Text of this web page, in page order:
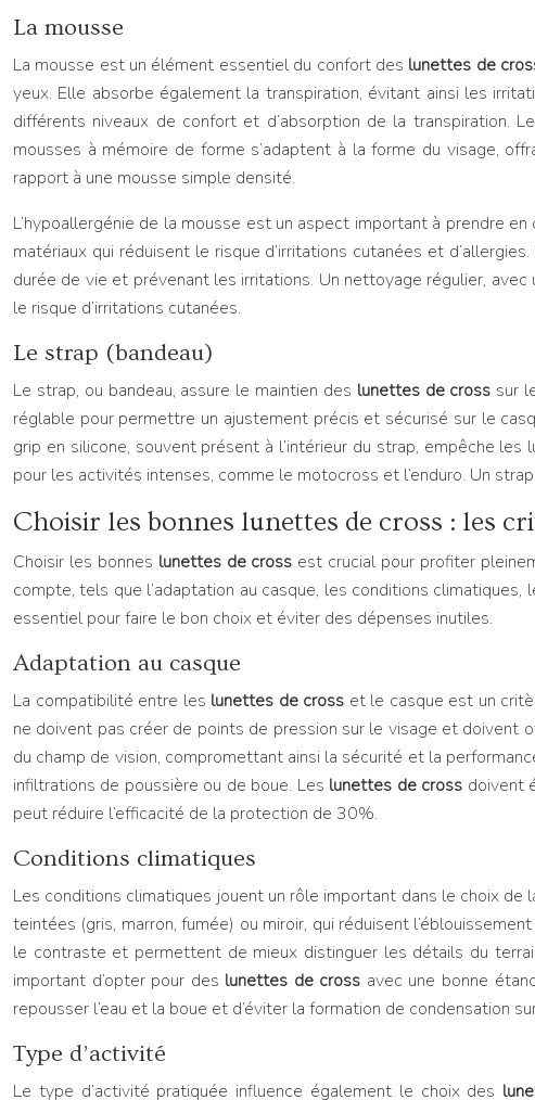
La mousse
La mousse est un élément essentiel du confort des lunettes de
yeux. Elle absorbe également la transpiration, évitant ainsi les
différents niveaux de confort et d’absorption de la transpiration.
mousses à mémoire de forme s’adaptent à la forme du visage,
rapport à une mousse simple densité.
L’hypoallergénie de la mousse est un aspect important à prendre
matériaux qui réduisent le risque d’irritations cutanées et
durée de vie et prévenant les irritations. Un nettoyage régulier,
le risque d’irritations cutanées.
Le strap (bandeau)
Le strap, ou bandeau, assure le maintien des lunettes de cross sur
réglable pour permettre un ajustement précis et sécurisé sur le
grip en silicone, souvent présent à l’intérieur du strap, empêche
pour les activités intenses, comme le motocross et l’enduro. Un
Choisir les bonnes lunettes de cross : les
Choisir les bonnes lunettes de cross est crucial pour profiter
compte, tels que l’adaptation au casque, les conditions
essentiel pour faire le bon choix et éviter des dépenses inutiles.
Adaptation au casque
La compatibilité entre les lunettes de cross et le casque est un
ne doivent pas créer de points de pression sur le visage et doivent
du champ de vision, compromettant ainsi la sécurité et la
infiltrations de poussière ou de boue. Les lunettes de cross doivent
peut réduire l’efficacité de la protection de 30%.
Conditions climatiques
Les conditions climatiques jouent un rôle important dans le choix de
teintées (gris, marron, fumée) ou miroir, qui réduisent
le contraste et permettent de mieux distinguer les détails du
important d’opter pour des lunettes de cross avec une bonne
repousser l’eau et la boue et d’éviter la formation de condensation
Type d’activité
Le type d’activité pratiquée influence également le choix des